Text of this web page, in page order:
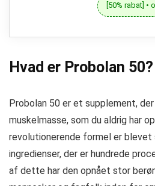
[50% rabat]
Hvad er Probolan 50?
Probolan 50 er et supplement,
muskelmasse, som du aldrig har
revolutionerende formel er
ingredienser, der er hundrede
af dette har den opnået stor